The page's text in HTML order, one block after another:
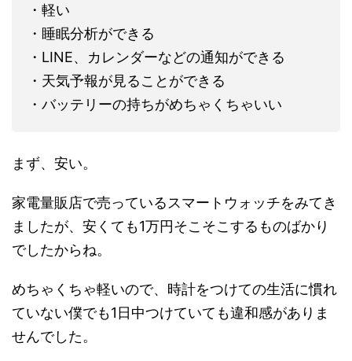
・軽い
・睡眠分析ができる
・LINE、カレンダーなどの通知ができる
・天気予報が見ることができる
・バッテリーの持ちがめちゃくちゃいい
まず、安い。
家電量販店で売っているスマートウォッチをみてき
ましたが、安くても1万円そこそこするものばかり
でしたからね。
めちゃくちゃ軽いので、時計をつけての生活に慣れ
ていない僕でも1日中つけていても違和感がありま
せんでした。